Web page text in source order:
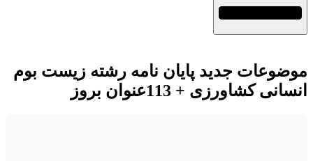
موضوعات جدید پایان نامه رشته زیست بوم
انسانی کشاورزی + 113عنوان بروز